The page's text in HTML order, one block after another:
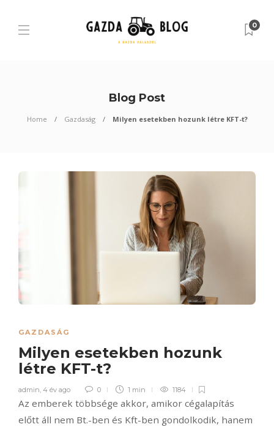
0
Blog Post
Home Gazdaság Milyen esetekben hozunk létre KFT-t?
GAZDASÁG
Milyen esetekben hozunk
létre KFT-t?
admin, 4 év ago 0 1 min 1184
Az emberek többsége akkor, amikor cégalapítás
előtt áll nem Bt.-ben és Kft-ben gondolkodik, hanem